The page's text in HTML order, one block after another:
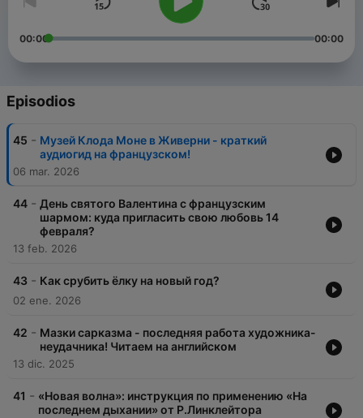
00:00 00:00
Episodios
45 - Музей Клода Моне в Живерни - краткий
аудиогид на французском!
06 mar. 2026
44 - День святого Валентина с французским
шармом: куда пригласить свою любовь 14
февраля?
13 feb. 2026
43 - Как срубить ёлку на новый год?
02 ene. 2026
42 - Мазки сарказма - последняя работа художника-
неудачника! Читаем на английском
13 dic. 2025
41 - «Новая волна»: инструкция по применению «На
последнем дыхании» от Р.Линклейтора